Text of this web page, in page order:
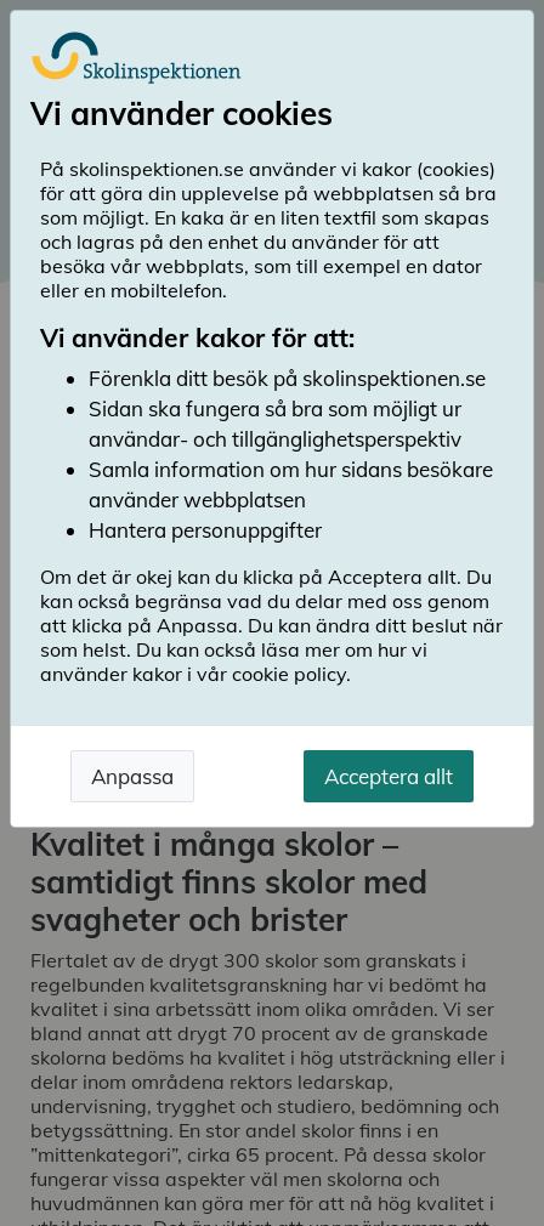
Till huvudinnehåll
searchSök
Diarienummer 2020:2478
Publicerad 16 mars 2020
Årsrapport 2019 – skillnader
i skolors arbetssätt och
huvudmäns ansvarstagande
Lyssna
Årsrapporten tar upp Skolinspektionens
erfarenheter under 2019 av arbetet med
tillsyn och kvalitetsgranskning. Bilden av
svensk skola utifrån våra granskningsresultat
är varierad. De skolor vi granskat bedöms ha
allt från utmärkt kvalitet till allvarliga och
oroväckande brister.
Ladda ner publikation
Det är första året som Skolinspektionen har underlag
för att ge en bild av olika kvalitetsnivåer i skolors
arbete. Det kan vi göra genom våra nya
granskningsform, regelbunden kvalitetsgranskning.
Kvalitet i många skolor –
samtidigt finns skolor med
svagheter och brister
Flertalet av de drygt 300 skolor som granskats i
regelbunden kvalitetsgranskning har vi bedömt ha
kvalitet i sina arbetssätt inom olika områden. Vi ser
bland annat att drygt 70 procent av de granskade
skolorna bedöms ha kvalitet i hög utsträckning eller i
delar inom områdena rektors ledarskap,
undervisning, trygghet och studiero, bedömning och
betygssättning. En stor andel skolor finns i en
”mittenkategori”, cirka 65 procent. På dessa skolor
fungerar vissa aspekter väl men skolorna och
huvudmännen kan göra mer för att nå hög kvalitet i
Vi använder cookies
På skolinspektionen.se använder vi kakor (cookies)
för att göra din upplevelse på webbplatsen så bra
som möjligt. En kaka är en liten textfil som skapas
och lagras på den enhet du använder för att
besöka vår webbplats, som till exempel en dator
eller en mobiltelefon.
Vi använder kakor för att:
Förenkla ditt besök på skolinspektionen.se
Sidan ska fungera så bra som möjligt ur
användar- och tillgänglighetsperspektiv
Samla information om hur sidans besökare
använder webbplatsen
Hantera personuppgifter
Om det är okej kan du klicka på Acceptera allt. Du
kan också begränsa vad du delar med oss genom
att klicka på Anpassa. Du kan ändra ditt beslut när
som helst. Du kan också läsa mer om hur vi
använder kakor i vår cookie policy.
Anpassa Acceptera allt